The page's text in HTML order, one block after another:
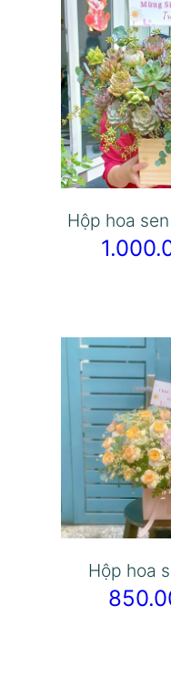
Hộp hoa
Hộp hoa